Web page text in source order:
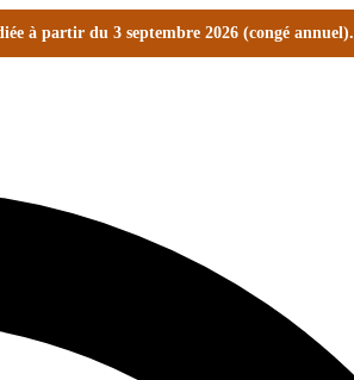
à partir du 3 septembre 2026 (congé annuel).